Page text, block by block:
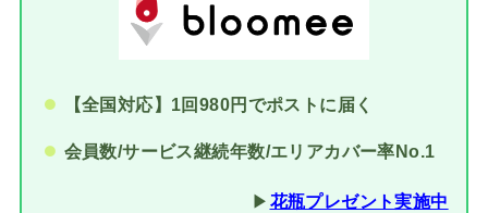
【全国対応】1回980円でポストに届く
会員数/サービス継続年数/エリアカバー率No.1
▶︎ 花瓶プレゼント実施中